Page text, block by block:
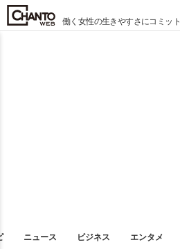
働く女性の生きやすさにコミット
ニュース ビジネス エンタメ